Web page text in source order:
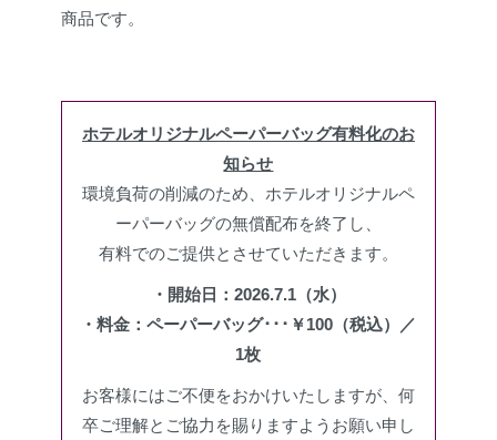
商品です。
ホテルオリジナルペーパーバッグ有料化のお
知らせ
環境負荷の削減のため、ホテルオリジナルペ
ーパーバッグの無償配布を終了し、
有料でのご提供とさせていただきます。
・開始日：2026.7.1（水）
・料金：ペーパーバッグ･･･￥100（税込）／
1枚
お客様にはご不便をおかけいたしますが、何
卒ご理解とご協力を賜りますようお願い申し